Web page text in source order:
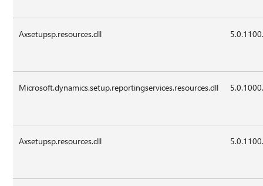
Axsetupsp.resources.dll
Microsoft.dynamics.setup.reportingservices.resources.dll
Axsetupsp.resources.dll